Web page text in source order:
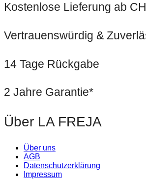
Kostenlose Lieferung ab
Vertrauenswürdig &
14 Tage Rückgabe
2 Jahre Garantie*
Über LA FREJA
Über uns
AGB
Datenschutzerklärung
Impressum